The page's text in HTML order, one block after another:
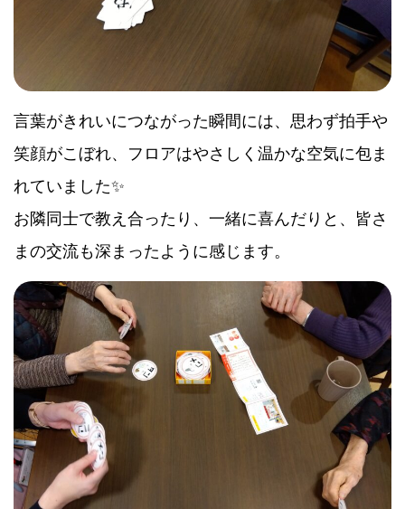
言葉がきれいにつながった瞬間には、思わず拍手や
笑顔がこぼれ、フロアはやさしく温かな空気に包ま
れていました✨
お隣同士で教え合ったり、一緒に喜んだりと、皆さ
まの交流も深まったように感じます。